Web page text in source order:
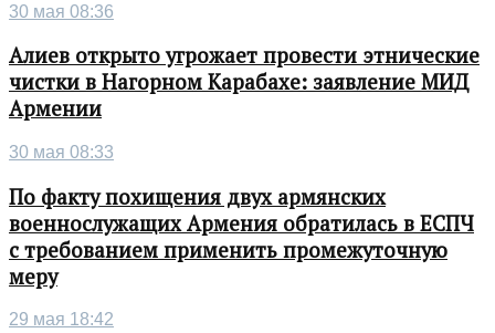
30 мая 08:36
Алиев открыто угрожает провести этнические
чистки в Нагорном Карабахе: заявление МИД
Армении
30 мая 08:33
По факту похищения двух армянских
военнослужащих Армения обратилась в ЕСПЧ
с требованием применить промежуточную
меру
29 мая 18:42